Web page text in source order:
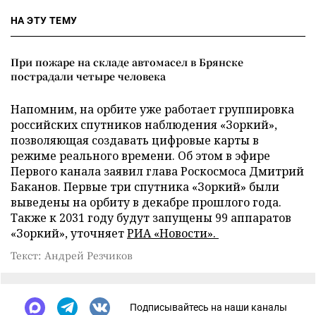
НА ЭТУ ТЕМУ
При пожаре на складе автомасел в Брянске
пострадали четыре человека
Напомним, на орбите уже работает группировка
российских спутников наблюдения «Зоркий»,
позволяющая создавать цифровые карты в
режиме реального времени. Об этом в эфире
Первого канала заявил глава Роскосмоса Дмитрий
Баканов. Первые три спутника «Зоркий» были
выведены на орбиту в декабре прошлого года.
Также к 2031 году будут запущены 99 аппаратов
«Зоркий», уточняетРИА «Новости».
Текст: Андрей Резчиков
Подписывайтесь на наши каналы